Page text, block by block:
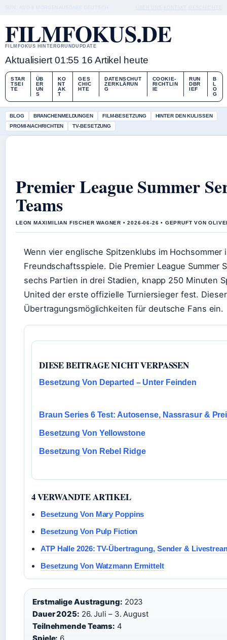
FILMFOKUS.DE
FILMFOKUS HINTERGRUNDUPDATE
Aktualisiert 01:55 16 Artikel heute
STAR
TSEI
TE
ÜB
ER
UN
S
KO
NT
AK
T
GES
CHIC
HTE
DATENSCHUT
ZERKLÄRUN
G
COOKIE-
RICHTLIN
IE
RUN
DBR
IEF
B
L
O
G
BLOG BRANCHENMELDUNGEN FILM-BESETZUNG
HINTER DEN KULISSEN
PROMI-NACHRICHTEN
TV-BESETZUNG
Premier League Summer
Teams
LEON MAXIMILIAN FISCHER WAGNER • 2026-06-26 • GEPRUFT VON
Wenn vier englische Spitzenklubs im
Freundschaftsspiele. Die Premier League
sechs Partien in drei Stadien, knapp 250 Minuten
United der erste offizielle Turniersieger fest.
Übertragungsmöglichkeiten für deutsche Fans ein.
DIESE BEITRAGE NICHT VERPASSEN
Besetzung Von Departed – Unter Feinden
Braun Series 6 Test: Autosense, Nassrasur &
Besetzung Von Yellowstone
Besetzung Von Rebel Ridge
4 VERWANDTE ARTIKEL
Besetzung Von Mary Poppins
Besetzung Von Pulp Fiction
ATP Halle 2026: TV-Übertragung, Sender &
Besetzung Von Watzmann Ermittelt
Erstmalige Austragung: 2023
Dauer 2025: 26. Juli – 3. August
Teilnehmende Teams: 4